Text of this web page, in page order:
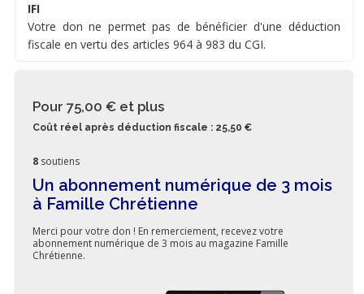
IFI
Votre don ne permet pas de bénéficier d'une déduction
fiscale en vertu des articles 964 à 983 du CGI.
Pour 75,00 € et plus
Coût réel après déduction fiscale : 25,50 €
8 soutiens
Un abonnement numérique de 3 mois
à Famille Chrétienne
Merci pour votre don ! En remerciement, recevez votre
abonnement numérique de 3 mois au magazine Famille
Chrétienne.